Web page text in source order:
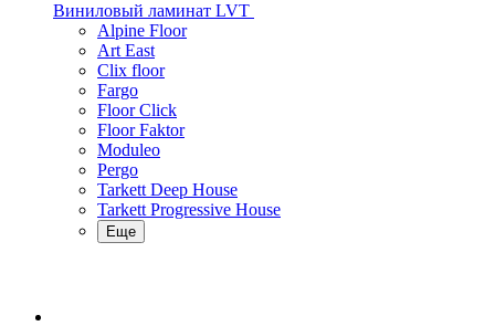
Виниловый ламинат LVT
Alpine Floor
Art East
Clix floor
Fargo
Floor Click
Floor Faktor
Moduleo
Pergo
Tarkett Deep House
Tarkett Progressive House
Еще